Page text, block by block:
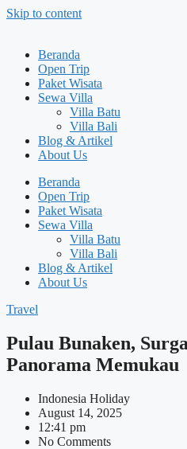
Skip to content
Beranda
Open Trip
Paket Wisata
Sewa Villa
Villa Batu
Villa Bali
Blog & Artikel
About Us
Beranda
Open Trip
Paket Wisata
Sewa Villa
Villa Batu
Villa Bali
Blog & Artikel
About Us
Travel
Pulau Bunaken,
Panorama Memukau
Indonesia Holiday
August 14, 2025
12:41 pm
No Comments